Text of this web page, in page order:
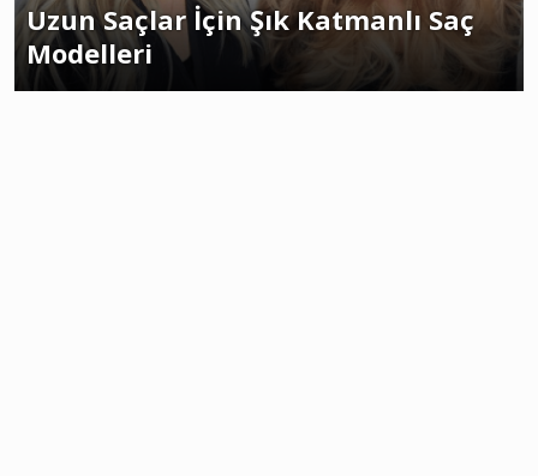
Uzun Saçlar İçin Şık Katmanlı Saç
Modelleri